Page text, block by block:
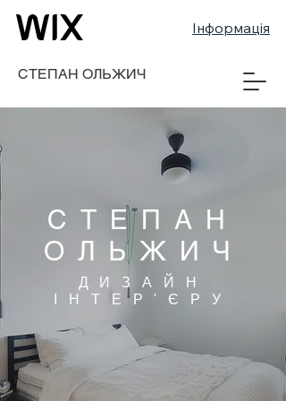
Інформація